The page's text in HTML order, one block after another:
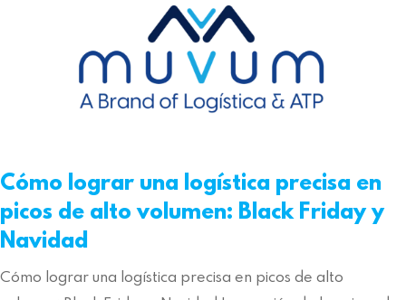
Cómo lograr una logística precisa en
picos de alto volumen: Black Friday y
Navidad
Cómo lograr una logística precisa en picos de alto